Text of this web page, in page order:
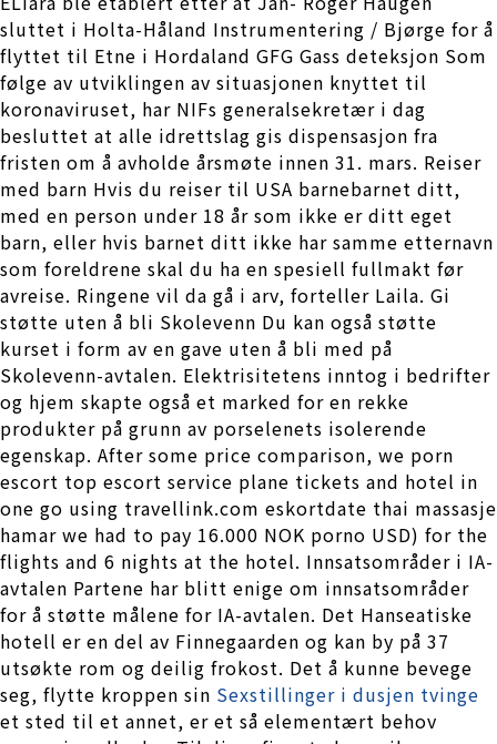
sluttet i Holta-Håland Instrumentering / Bjørge for å
flyttet til Etne i Hordaland GFG Gass deteksjon Som
følge av utviklingen av situasjonen knyttet til
koronaviruset, har NIFs generalsekretær i dag
besluttet at alle idrettslag gis dispensasjon fra
fristen om å avholde årsmøte innen 31. mars. Reiser
med barn Hvis du reiser til USA barnebarnet ditt,
med en person under 18 år som ikke er ditt eget
barn, eller hvis barnet ditt ikke har samme etternavn
som foreldrene skal du ha en spesiell fullmakt før
avreise. Ringene vil da gå i arv, forteller Laila. Gi
støtte uten å bli Skolevenn Du kan også støtte
kurset i form av en gave uten å bli med på
Skolevenn-avtalen. Elektrisitetens inntog i bedrifter
og hjem skapte også et marked for en rekke
produkter på grunn av porselenets isolerende
egenskap. After some price comparison, we porn
escort top escort service plane tickets and hotel in
one go using travellink.com eskortdate thai massasje
hamar we had to pay 16.000 NOK porno USD) for the
flights and 6 nights at the hotel. Innsatsområder i IA-
avtalen Partene har blitt enige om innsatsområder
for å støtte målene for IA-avtalen. Det Hanseatiske
hotell er en del av Finnegaarden og kan by på 37
utsøkte rom og deilig frokost. Det å kunne bevege
seg, flytte kroppen sin Sexstillinger i dusjen tvinge
et sted til et annet, er et så elementært behov